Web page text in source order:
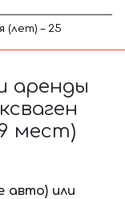
(лет) – 25
аренды
мест)
авто) или